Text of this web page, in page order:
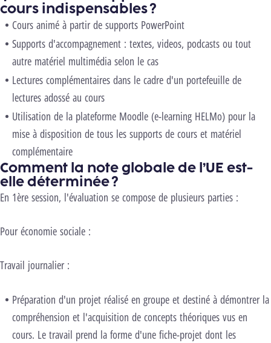
cours indispensables ?
Cours animé à partir de supports PowerPoint
Supports d'accompagnement : textes, videos, podcasts ou tout
autre matériel multimédia selon le cas
Lectures complémentaires dans le cadre d'un portefeuille de
lectures adossé au cours
Utilisation de la plateforme Moodle (e-learning HELMo) pour la
mise à disposition de tous les supports de cours et matériel
complémentaire
Comment la note globale de l’UE est-
elle déterminée ?
En 1ère session, l'évaluation se compose de plusieurs parties :
Pour économie sociale :
Travail journalier :
Préparation d'un projet réalisé en groupe et destiné à démontrer la
compréhension et l'acquisition de concepts théoriques vus en
cours. Le travail prend la forme d'une fiche-projet dont les